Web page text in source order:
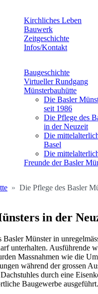
Kirchliches Leben
Bauwerk
Zeitgeschichte
Infos/Kontakt
Baugeschichte
Virtueller Rundgang
Münsterbauhütte
Die Basler
seit 1986
Die Pflege des
in der Neuzeit
Die
Basel
Die
Freunde der Basler
Die Pflege des Basler
in der
Münster in
unterhalten. Ausführende
Massnahmen wie die
während der grossen
durch eine
Baugewerbe ausgeführt.